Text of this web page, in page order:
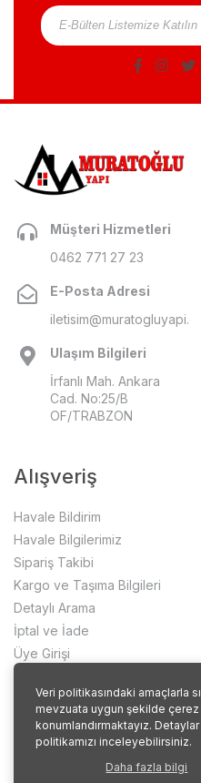
Veri politikasındaki amaçlarla
mevzuata uygun şekilde çerez
konumlandırmaktayız.
politikamızı inceleyebilirsiniz.
Daha fazla bilgi
Müşteri Hizmetleri
0462 771 27 23
E-Posta Adresi
Ulaşım Bilgileri
İrfanlı Mah. Ankara
Cad. No:25/B
OF/TRABZON
Alışveriş
Havale Bildirim
Havale Bilgilerimiz
Sipariş Takibi
Kargo ve Taşıma Bilgileri
Detaylı Arama
İptal ve İade
Üye Girişi